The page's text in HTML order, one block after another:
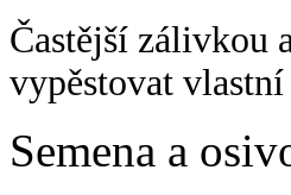
Častější zálivkou
vypěstovat
Semena a